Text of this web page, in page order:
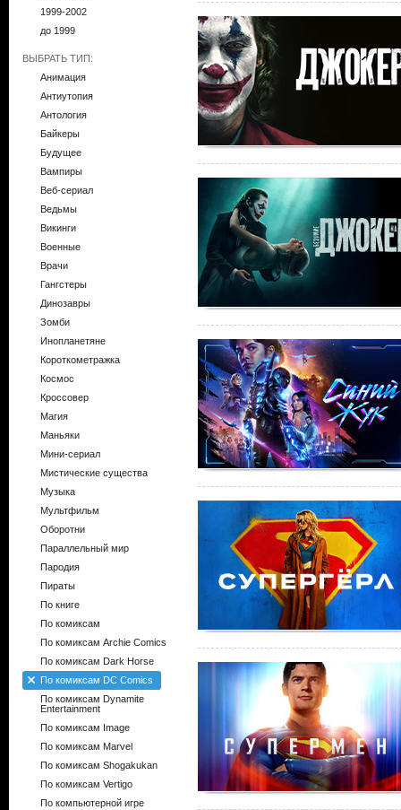
1999-2002
до 1999
ВЫБРАТЬ ТИП:
Анимация
Антиутопия
Антология
Байкеры
Будущее
Вампиры
Веб-сериал
Ведьмы
Викинги
Военные
Врачи
Гангстеры
Динозавры
Зомби
Инопланетяне
Короткометражка
Космос
Кроссовер
Магия
Маньяки
Мини-сериал
Мистические существа
Музыка
Мультфильм
Оборотни
Параллельный мир
Пародия
Пираты
По книге
По комиксам
По комиксам Archie Comics
По комиксам Dark Horse
По комиксам DC Comics
По комиксам Dynamite
Entertainment
По комиксам Image
По комиксам Marvel
По комиксам Shogakukan
По комиксам Vertigo
По компьютерной игре